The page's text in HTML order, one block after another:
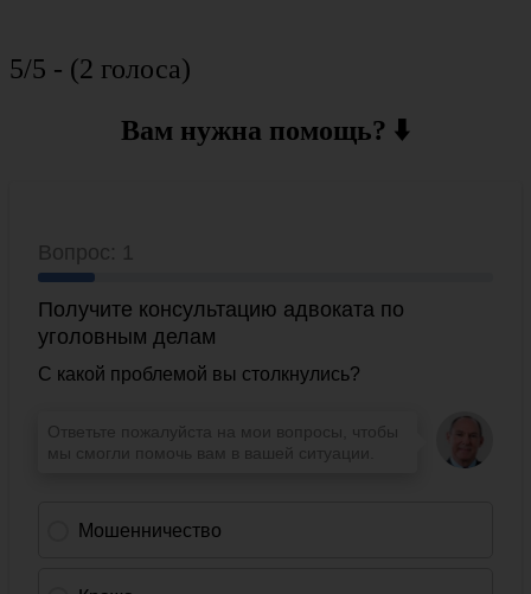
5/5 - (2 голоса)
Вам нужна помощь? ⬇️